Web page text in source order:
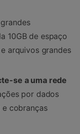
10GB de espaço
arquivos grandes
se a uma rede
por dados
cobranças